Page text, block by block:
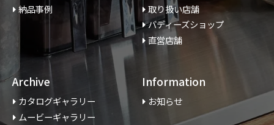
納品事例
取り扱い店舗
バディーズショップ
直営店舗
Archive
カタログギャラリー
ムービーギャラリー
Information
お知らせ